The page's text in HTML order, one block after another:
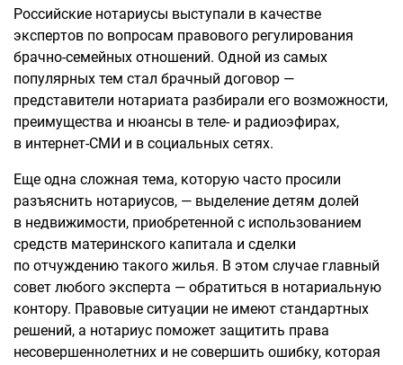
Российские нотариусы выступали в качестве
экспертов по вопросам правового регулирования
брачно-семейных отношений. Одной из самых
популярных тем стал брачный договор —
представители нотариата разбирали его возможности,
преимущества и нюансы в теле- и радиоэфирах,
в интернет-СМИ и в социальных сетях.
Еще одна сложная тема, которую часто просили
разъяснить нотариусов, — выделение детям долей
в недвижимости, приобретенной с использованием
средств материнского капитала и сделки
по отчуждению такого жилья. В этом случае главный
совет любого эксперта — обратиться в нотариальную
контору. Правовые ситуации не имеют стандартных
решений, а нотариус поможет защитить права
несовершеннолетних и не совершить ошибку, которая